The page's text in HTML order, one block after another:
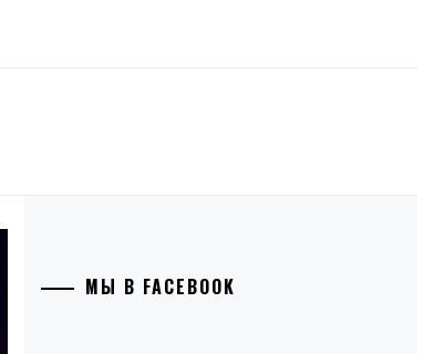
МЫ В FACEBOOK